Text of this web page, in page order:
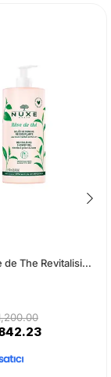
Nuxe Reve de The Revitalising Duş Jeli 750 ml